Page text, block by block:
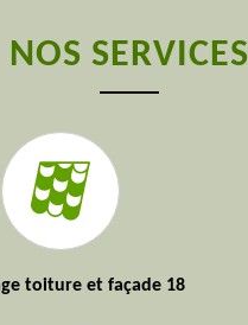
NOS SERVICES
toiture et façade 18